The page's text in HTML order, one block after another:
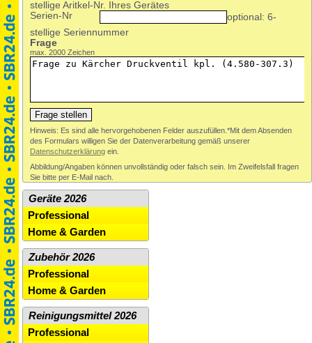
Abbildung/Angaben können unvollständig oder falsch sein. Im Zweifelsfall fragen
Sie bitte per E-Mail nach.
Geräte 2026
Professional
Home & Garden
Zubehör 2026
Professional
Home & Garden
Reinigungsmittel 2026
Professional